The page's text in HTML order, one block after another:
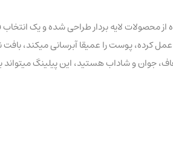
از محصولات لایه بردار طراحی شده و یک
عمل کرده، پوست را عمیقا آبرسانی
جوان و شاداب هستید، این پیلینگ